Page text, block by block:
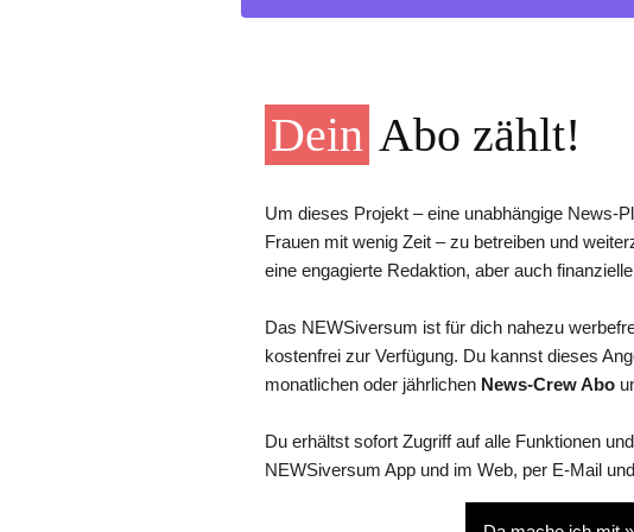
Dein Abo zählt!
Um dieses Projekt – eine unabhängige News-
Frauen mit wenig Zeit – zu betreiben und
eine engagierte Redaktion, aber auch
Das NEWSiversum ist für dich nahezu
kostenfrei zur Verfügung. Du kannst dieses
monatlichen oder jährlichen News-Crew Abo
Du erhältst sofort Zugriff auf alle Funktionen
NEWSiversum App und im Web, per E-Mail